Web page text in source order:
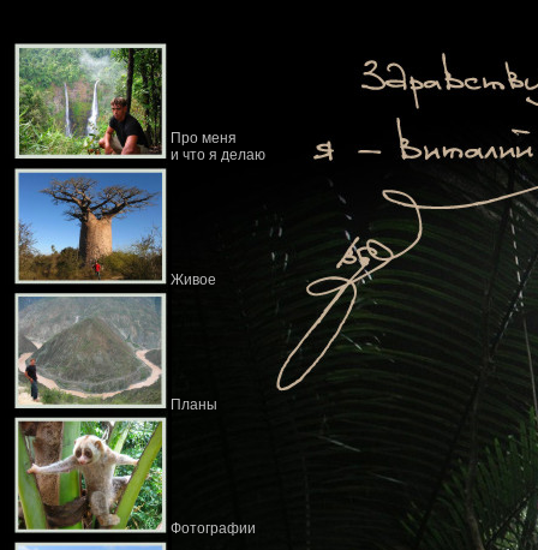
Про меня
и что я делаю
Живое
Планы
Фотографии